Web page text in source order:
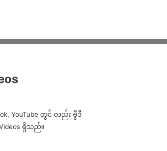
YouTube တွင် လည်း ဗွီဒီ
ရှိသည်။